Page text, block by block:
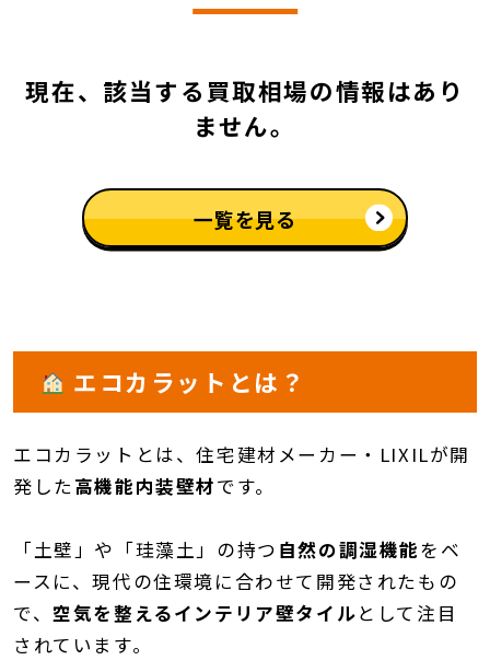
現在、該当する買取相場の情報はあり
ません。
一覧を見る
エコカラットとは？
エコカラットとは、住宅建材メーカー・LIXILが開
発した高機能内装壁材です。
「土壁」や「珪藻土」の持つ 自然の調湿機能をベ
ースに、現代の住環境に合わせて開発されたもの
で、空気を整えるインテリア壁タイルとして注目
されています。